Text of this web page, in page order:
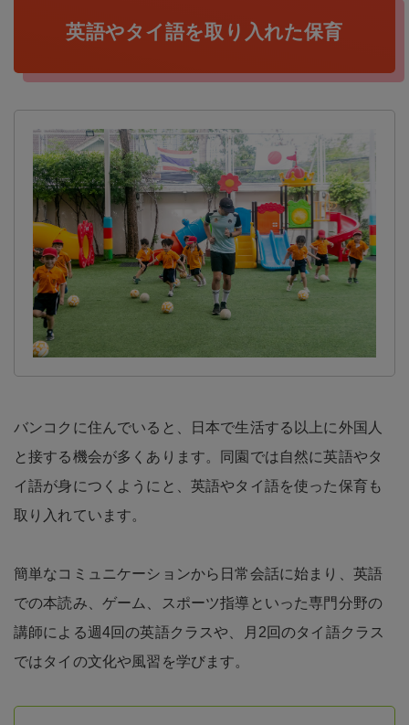
英語やタイ語を取り入れた保育
バンコクに住んでいると、日本で生活する以上に外国人
と接する機会が多くあります。同園では自然に英語やタ
イ語が身につくようにと、英語やタイ語を使った保育も
取り入れています。
簡単なコミュニケーションから日常会話に始まり、英語
での本読み、ゲーム、スポーツ指導といった専門分野の
講師による週4回の英語クラスや、月2回のタイ語クラス
ではタイの文化や風習を学びます。